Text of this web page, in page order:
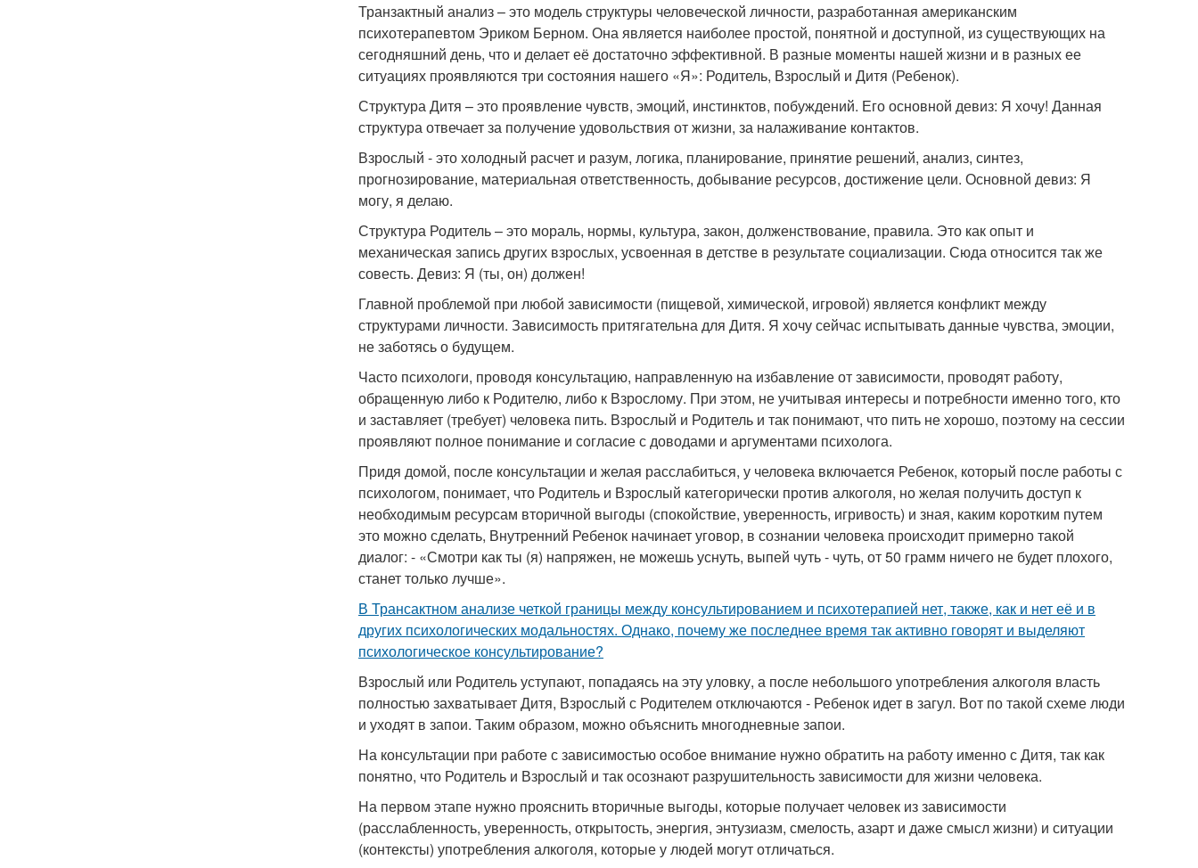
Транзактный анализ – это модель структуры человеческой личности, разработанная американским
психотерапевтом Эриком Берном. Она является наиболее простой, понятной и доступной, из существующих на
сегодняшний день, что и делает её достаточно эффективной. В разные моменты нашей жизни и в разных ее
ситуациях проявляются три состояния нашего «Я»: Родитель, Взрослый и Дитя (Ребенок).
Структура Дитя – это проявление чувств, эмоций, инстинктов, побуждений. Его основной девиз: Я хочу! Данная
структура отвечает за получение удовольствия от жизни, за налаживание контактов.
Взрослый - это холодный расчет и разум, логика, планирование, принятие решений, анализ, синтез,
прогнозирование, материальная ответственность, добывание ресурсов, достижение цели. Основной девиз: Я
могу, я делаю.
Структура Родитель – это мораль, нормы, культура, закон, долженствование, правила. Это как опыт и
механическая запись других взрослых, усвоенная в детстве в результате социализации. Сюда относится так же
совесть. Девиз: Я (ты, он) должен!
Главной проблемой при любой зависимости (пищевой, химической, игровой) является конфликт между
структурами личности. Зависимость притягательна для Дитя. Я хочу сейчас испытывать данные чувства, эмоции,
не заботясь о будущем.
Часто психологи, проводя консультацию, направленную на избавление от зависимости, проводят работу,
обращенную либо к Родителю, либо к Взрослому. При этом, не учитывая интересы и потребности именно того, кто
и заставляет (требует) человека пить. Взрослый и Родитель и так понимают, что пить не хорошо, поэтому на сессии
проявляют полное понимание и согласие с доводами и аргументами психолога.
Придя домой, после консультации и желая расслабиться, у человека включается Ребенок, который после работы с
психологом, понимает, что Родитель и Взрослый категорически против алкоголя, но желая получить доступ к
необходимым ресурсам вторичной выгоды (спокойствие, уверенность, игривость) и зная, каким коротким путем
это можно сделать, Внутренний Ребенок начинает уговор, в сознании человека происходит примерно такой
диалог: - «Смотри как ты (я) напряжен, не можешь уснуть, выпей чуть - чуть, от 50 грамм ничего не будет плохого,
станет только лучше».
В Трансактном анализе четкой границы между консультированием и психотерапией нет, также, как и нет её и в
других психологических модальностях. Однако, почему же последнее время так активно говорят и выделяют
психологическое консультирование?
Взрослый или Родитель уступают, попадаясь на эту уловку, а после небольшого употребления алкоголя власть
полностью захватывает Дитя, Взрослый с Родителем отключаются - Ребенок идет в загул. Вот по такой схеме люди
и уходят в запои. Таким образом, можно объяснить многодневные запои.
На консультации при работе с зависимостью особое внимание нужно обратить на работу именно с Дитя, так как
понятно, что Родитель и Взрослый и так осознают разрушительность зависимости для жизни человека.
На первом этапе нужно прояснить вторичные выгоды, которые получает человек из зависимости
(расслабленность, уверенность, открытость, энергия, энтузиазм, смелость, азарт и даже смысл жизни) и ситуации
(контексты) употребления алкоголя, которые у людей могут отличаться.